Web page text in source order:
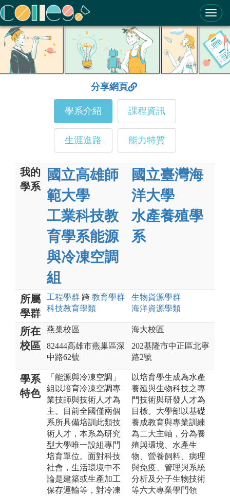
ColleGo! 大學選才與高中育才輔助系統
分享網頁
學系介紹 課程資訊
生涯進路 能力特質
我的
學系
國立高雄師
範大學
工業科技教
育學系能源
與冷凍空調
組
國立臺灣海
洋大學
水產養殖學
系
所屬
學群
工程學群 跨 教育學群
科技教育學類
生物資源學群
海洋資源學類
所在
校區
燕巢校區
82444高雄市燕巢區深
中路62號
海大校區
202基隆市中正區北寧
路2號
學系
特色
「能源與冷凍空調」
組以培育冷凍空調專
業技師與技術人才為
主。目前全國僅兩個
系所具備培訓此類技
術人才，本系為研究
型大學唯一設組專門
培育單位。面對科技
社會，生活環境中不
論是建築或生產加工
保存運輸等，對冷凍
以培育學生成為水產
養殖與生物科技之專
門技術與研發人才為
目標。大學部以基礎
養成教育與專業訓練
為二大主軸，分為養
殖與環境、水產生
物、營養飼料、病理
與免疫、管理與系統
分析及分子生物技術
等六大專業學門領